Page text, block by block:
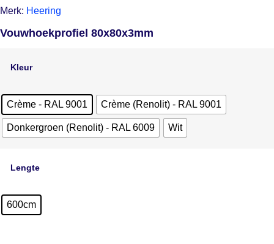
Merk: Heering
Vouwhoekprofiel 80x80x3mm
Kleur
Crème - RAL 9001 Crème (Renolit) - RAL 9001
Donkergroen (Renolit) - RAL 6009 Wit
Lengte
600cm